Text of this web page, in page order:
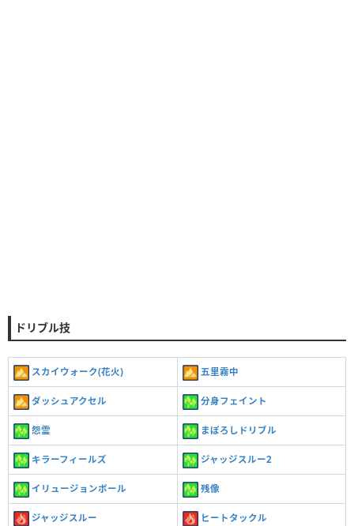
ドリブル技
スカイウォーク(花火) 五里霧中
ダッシュアクセル 分身フェイント
怨霊 まぼろしドリブル
キラーフィールズ ジャッジスルー2
イリュージョンボール 残像
ジャッジスルー ヒートタックル